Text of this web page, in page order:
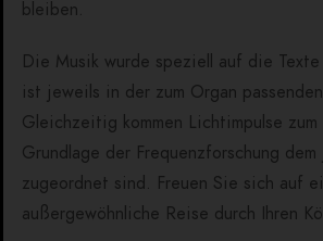
bleiben.
Die Musik wurde speziell auf die
ist jeweils in der zum Organ
Gleichzeitig kommen Lichtimpulse
Grundlage der Frequenzforschung
zugeordnet sind. Freuen Sie sich auf
außergewöhnliche Reise durch Ihren